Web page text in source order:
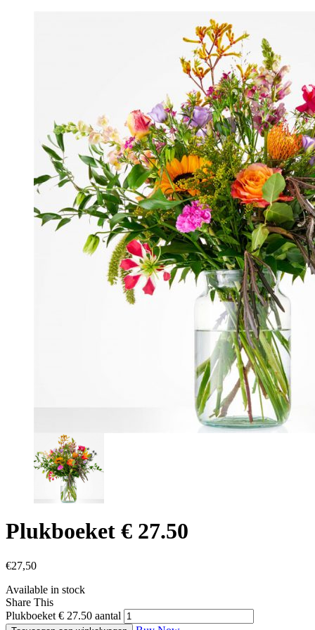
Plukboeket € 27.50
€27,50
Available in stock
Share This
Plukboeket € 27.50 aantal